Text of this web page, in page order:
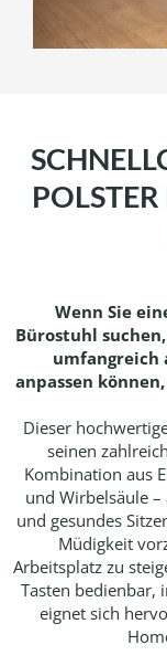
Wenn Sie
Bürostuhl
umfangreich
anpassen
Dieser
seinen
Kombination aus
und Wirbelsäule
und gesundes
Müdigkeit
Arbeitsplatz zu
Tasten bedienbar,
eignet sich